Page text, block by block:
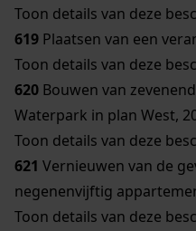
Toon details van deze
619 Plaatsen van een
Toon details van deze
620 Bouwen van
Waterpark in plan West,
Toon details van deze
621 Vernieuwen van de
negenenvijftig
Toon details van deze